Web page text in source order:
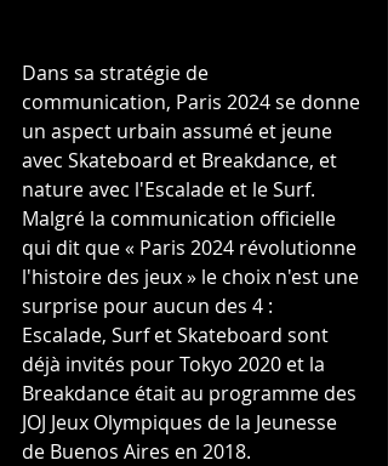
Dans sa stratégie de
communication, Paris 2024 se donne
un aspect urbain assumé et jeune
avec Skateboard et Breakdance, et
nature avec l'Escalade et le Surf.
Malgré la communication officielle
qui dit que « Paris 2024 révolutionne
l'histoire des jeux » le choix n'est une
surprise pour aucun des 4 :
Escalade, Surf et Skateboard sont
déjà invités pour Tokyo 2020 et la
Breakdance était au programme des
JOJ Jeux Olympiques de la Jeunesse
de Buenos Aires en 2018.